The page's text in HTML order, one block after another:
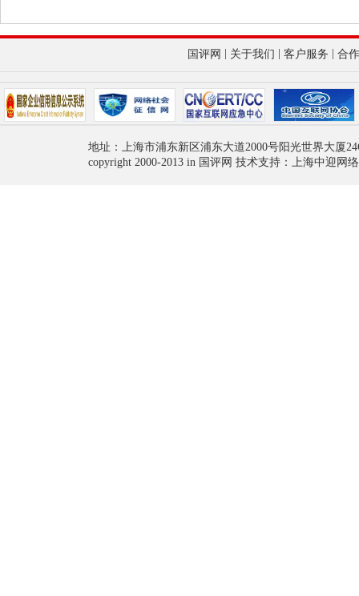
国评网 关于我们 客户服务 合
地址：上海市浦东新区浦东大道2000号阳光世界大厦
copyright 2000-2013 in 国评网 技术支持：上海中迎